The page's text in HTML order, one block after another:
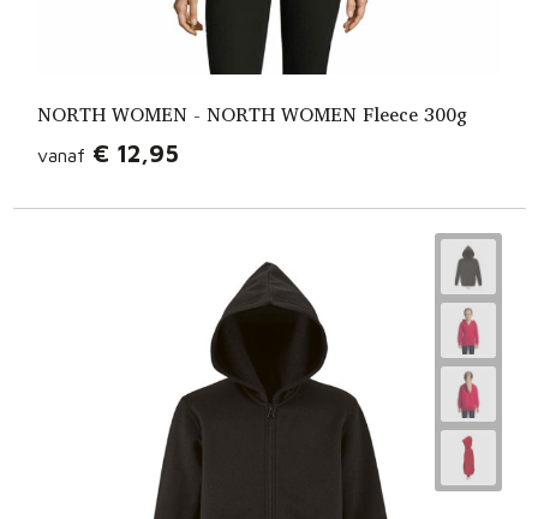
NORTH WOMEN - NORTH WOMEN Fleece 300g
vanaf € 12,95